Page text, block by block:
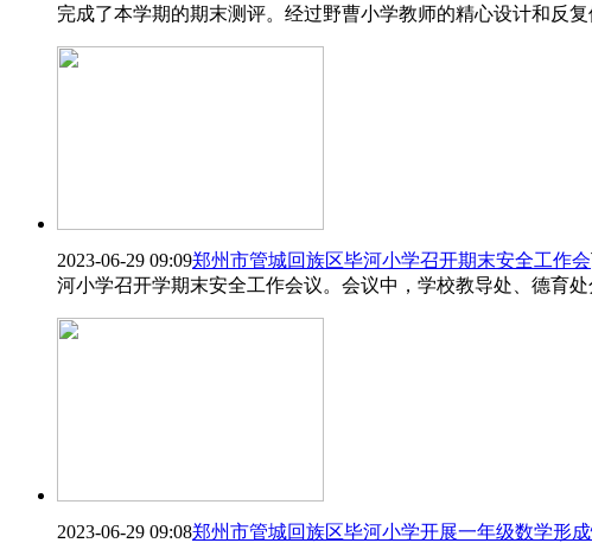
完成了本学期的期末测评。经过野曹小学教师的精心设计和反
2023-06-29 09:09郑州市管城回族区毕河小学召开期末安全工作会
河小学召开学期末安全工作会议。会议中，学校教导处、德育
2023-06-29 09:08郑州市管城回族区毕河小学开展一年级数学形